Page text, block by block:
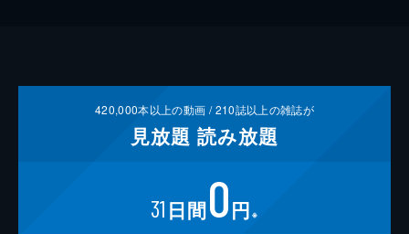
420,000本以上の動画 /210誌以上の雑誌が
見放題 読み放題
31 日間0円 ※